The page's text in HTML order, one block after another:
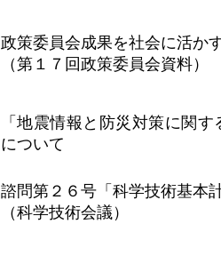
政策委員会成果を社会に活か
（第１７回政策委員会資料）
「地震情報と防災対策に関
について
諮問第２６号「科学技術基本
（科学技術会議）